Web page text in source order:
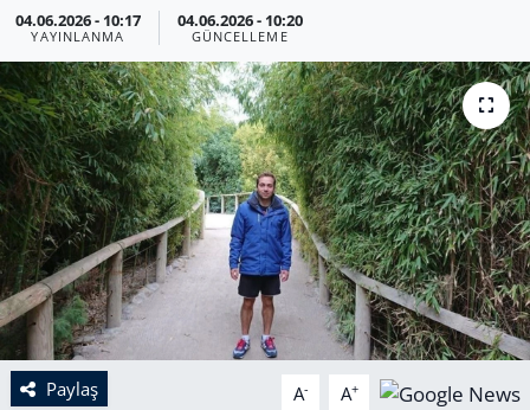
04.06.2026 - 10:17
YAYINLANMA
04.06.2026 - 10:20
GÜNCELLEME
Paylaş A- A+